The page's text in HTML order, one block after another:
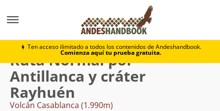
Ten acceso ilimitado a todos los contenidos de Andeshandbook.
Comienza aquí tu prueba gratuita.
Volcán Casablanca Normal por Antillanca
Ruta Normal por
Antillanca y cráter
Rayhuén
Volcán Casablanca (1.990m)